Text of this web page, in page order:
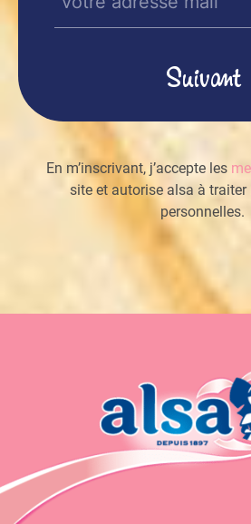
E-
mail
En m’inscrivant, j’accepte les
site et autorise alsa à traiter
personnelles.